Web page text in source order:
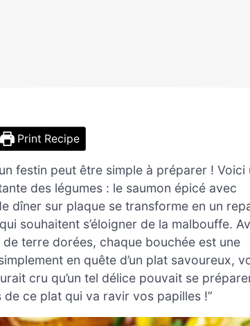
Print Recipe
festin peut être simple à préparer ! Voici
des légumes : le saumon épicé avec
dîner sur plaque se transforme en un
souhaitent s’éloigner de la malbouffe.
de terre dorées, chaque bouchée est une
en quête d’un plat savoureux,
cru qu’un tel délice pouvait se
ce plat qui va ravir vos papilles !”